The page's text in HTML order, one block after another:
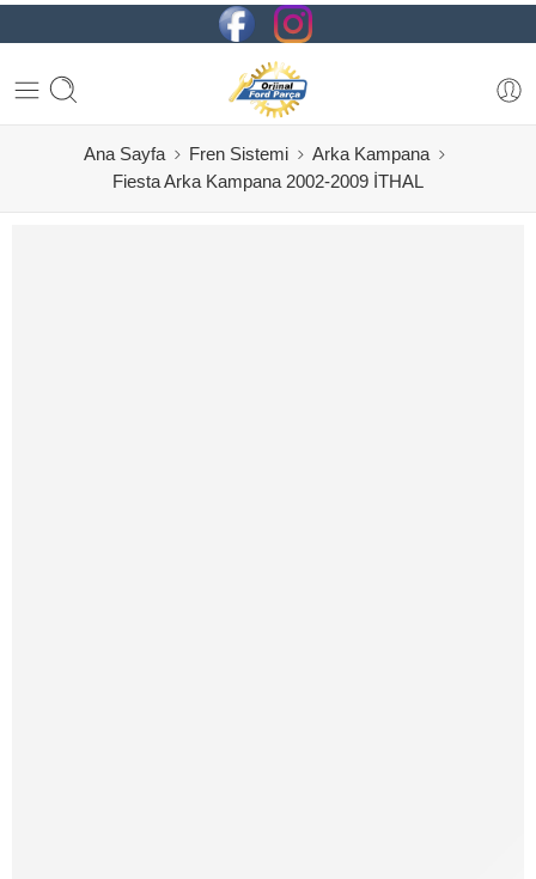
Ana Sayfa Fren Sistemi
Arka Kampana
Fiesta Arka Kampana 2002-2009 İTHAL